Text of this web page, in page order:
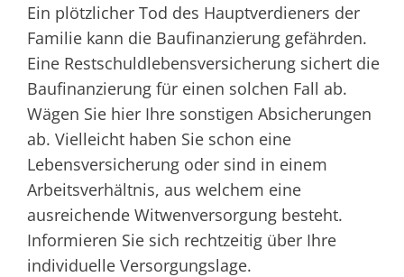
Ein plötzlicher Tod des Hauptverdieners der
Familie kann die Baufinanzierung gefährden.
Eine Restschuldlebensversicherung sichert die
Baufinanzierung für einen solchen Fall ab.
Wägen Sie hier Ihre sonstigen Absicherungen
ab. Vielleicht haben Sie schon eine
Lebensversicherung oder sind in einem
Arbeitsverhältnis, aus welchem eine
ausreichende Witwenversorgung besteht.
Informieren Sie sich rechtzeitig über Ihre
individuelle Versorgungslage.